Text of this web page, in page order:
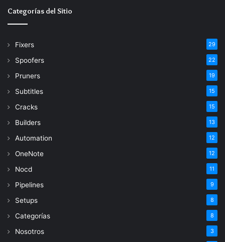
Categorías del Sitio
Fixers 29
Spoofers 22
Pruners 19
Subtitles 15
Cracks 15
Builders 13
Automation 12
OneNote 12
Nocd 11
Pipelines 9
Setups 8
Categorías 8
Nosotros 3